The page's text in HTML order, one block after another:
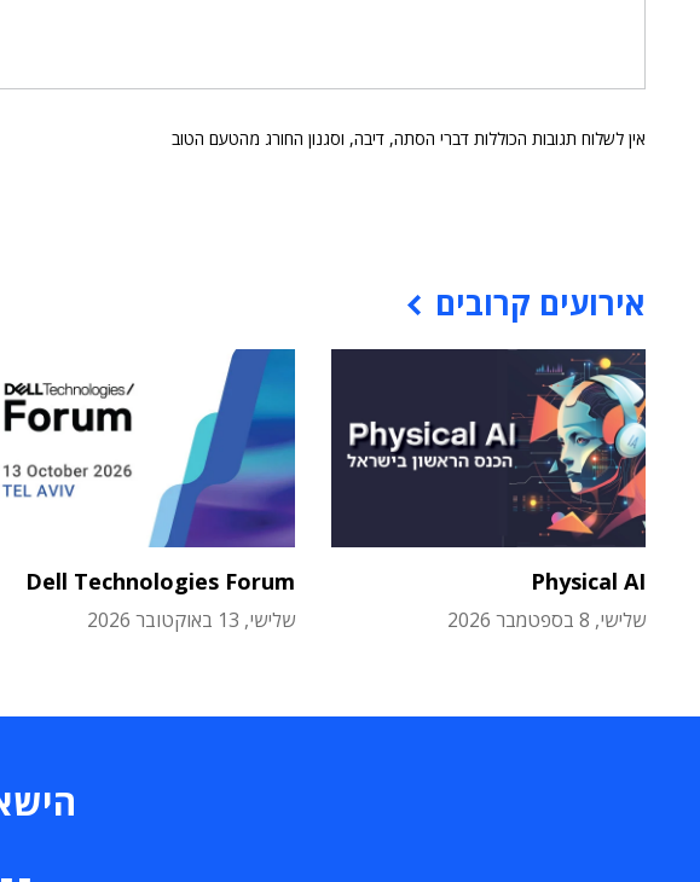
אין לשלוח תגובות הכוללות דברי הסתה, דיבה, וסגנון החורג מהטעם הטוב
אירועים קרובים
Physical AI
שלישי, 8 בספטמבר 2026
Dell Technologies Forum
שלישי, 13 באוקטובר 2026